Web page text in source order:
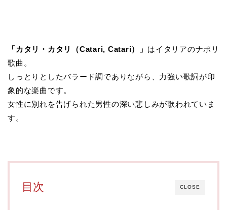
「カタリ・カタリ（Catari, Catari）」 はイタリアのナポリ
歌曲。
しっとりとしたバラード調でありながら、力強い歌詞が印
象的な楽曲です。
女性に別れを告げられた男性の深い悲しみが歌われていま
す。
CLOSE
目次